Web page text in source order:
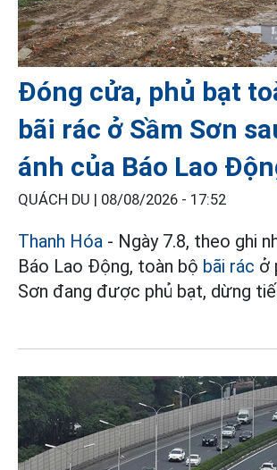
Đóng cửa, phủ bạt
bãi rác ở Sầm Sơn
ánh của Báo Lao
QUÁCH DU | 08/08/2026 - 17:52
Thanh Hóa - Ngày 7.8, theo ghi
Báo Lao Động, toàn bộ bãi rác ở
Sơn đang được phủ bạt, dừng